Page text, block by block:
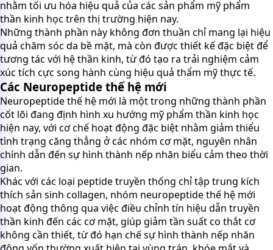
nhằm tối ưu hóa hiệu quả của các sản phẩm mỹ phẩm
thần kinh học trên thị trường hiện nay.
Những thành phần này không đơn thuần chỉ mang lại hiệu
quả chăm sóc da bề mặt, mà còn được thiết kế đặc biệt để
tương tác với hệ thần kinh, từ đó tạo ra trải nghiệm cảm
xúc tích cực song hành cùng hiệu quả thẩm mỹ thực tế.
Các Neuropeptide thế hệ mới
Neuropeptide thế hệ mới là một trong những thành phần
cốt lõi đang định hình xu hướng mỹ phẩm thần kinh học
hiện nay, với cơ chế hoạt động đặc biệt nhằm giảm thiểu
tình trạng căng thẳng ở các nhóm cơ mặt, nguyên nhân
chính dẫn đến sự hình thành nếp nhăn biểu cảm theo thời
gian.
Khác với các loại peptide truyền thống chỉ tập trung kích
thích sản sinh collagen, nhóm neuropeptide thế hệ mới
hoạt động thông qua việc điều chỉnh tín hiệu dẫn truyền
thần kinh đến các cơ mặt, giúp giảm tần suất co thắt cơ
không cần thiết, từ đó hạn chế sự hình thành nếp nhăn